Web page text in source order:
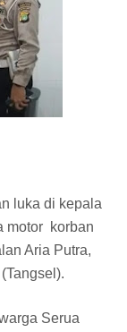
luka di kepala
motor korban
Aria Putra,
Serua